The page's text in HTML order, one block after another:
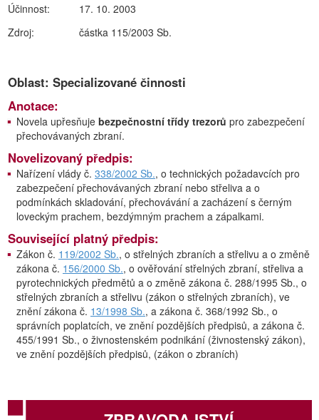
Účinnost:
17. 10. 2003
Zdroj:
částka 115/2003 Sb.
Oblast: Specializované činnosti
Anotace:
Novela upřesňuje bezpečnostní třídy trezorů pro zabezpečení
přechovávaných zbraní.
Novelizovaný předpis:
Nařízení vlády č. 338/2002 Sb., o technických požadavcích pro
zabezpečení přechovávaných zbraní nebo střeliva a o
podmínkách skladování, přechovávání a zacházení s černým
loveckým prachem, bezdýmným prachem a zápalkami.
Související platný předpis:
Zákon č. 119/2002 Sb., o střelných zbraních a střelivu a o změně
zákona č. 156/2000 Sb., o ověřování střelných zbraní, střeliva a
pyrotechnických předmětů a o změně zákona č. 288/1995 Sb., o
střelných zbraních a střelivu (zákon o střelných zbraních), ve
znění zákona č. 13/1998 Sb., a zákona č. 368/1992 Sb., o
správních poplatcích, ve znění pozdějších předpisů, a zákona č.
455/1991 Sb., o živnostenském podnikání (živnostenský zákon),
ve znění pozdějších předpisů, (zákon o zbraních)